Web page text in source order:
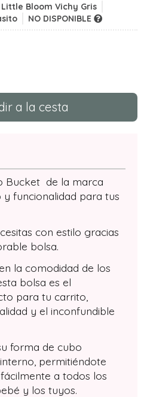
Bloom Vichy Gris
NO DISPONIBLE
a la cesta
Bucket de la marca
y funcionalidad para tus
con estilo gracias
bolsa.
la comodidad de los
bolsa es el
para tu carrito,
y el inconfundible
forma de cubo
permitiéndote
a todos los
y los tuyos.